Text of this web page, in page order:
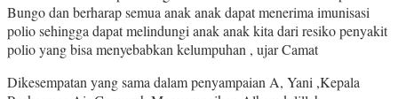
Bungo dan berharap semua anak anak dapat menerima imunisasi
polio sehingga dapat melindungi anak anak kita dari resiko penyakit
polio yang bisa menyebabkan kelumpuhan , ujar Camat
Dikesempatan yang sama dalam penyampaian A, Yani ,Kepala